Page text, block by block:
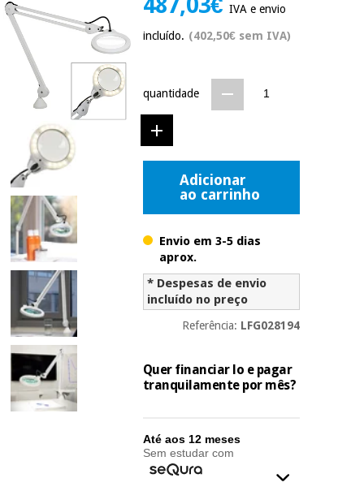
Novidades
Ofertas
Outlet
Fisaude
Tech
Academy
Fisaude
Aluguer
Medicina
tradicional
chinesa
Mobiliário
Gabinetes
terapêuticos
Material de
proteção
essencial
para
coronavirus
Aerobic,
fitness
pilates
Desportos
e jogos
Novidades
Ofertas
Outlet
Fisaude
Academy
Fisaude
Aluguer
Material
médico
sanitário
Medicina
tradicional
chinesa
Mobiliário
clínico
Gabinetes
terapêuticos
Material de
proteção
essencial
para
coronavirus
IVA e envio
incluído. (402,50€ sem IVA)
quantidade
Adicionar
ao carrinho
Envio em 3-5 dias
aprox.
* Despesas de envio
incluído no preço
Referência: LFG028194
Quer financiar lo e pagar
tranquilamente por mês?
Até aos 12 meses
Sem estudar com